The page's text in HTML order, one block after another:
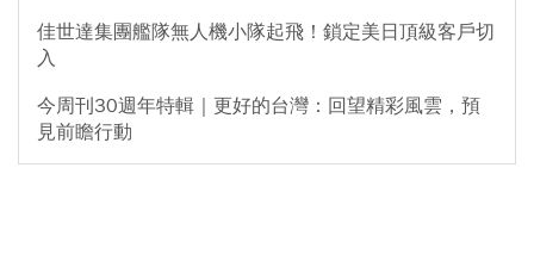
佳世達集團艦隊無人機小隊起飛！鎖定美日頂級客戶切
入
今周刊30週年特輯｜更好的台灣：回望精彩風雲，預
見前瞻行動